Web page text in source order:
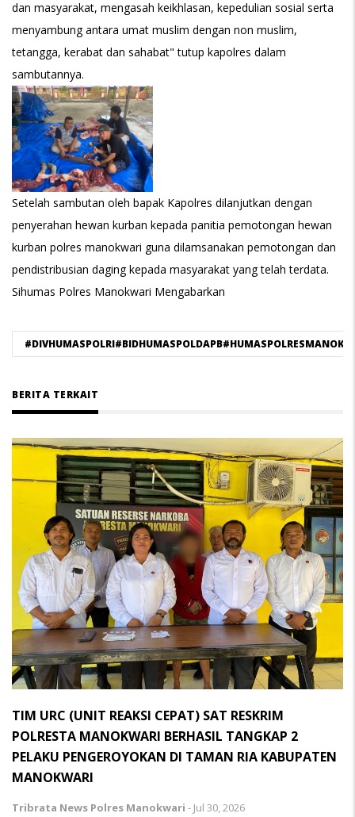
dan masyarakat, mengasah keikhlasan, kepedulian sosial serta
menyambung antara umat muslim dengan non muslim,
tetangga, kerabat dan sahabat" tutup kapolres dalam
sambutannya.
Setelah sambutan oleh bapak Kapolres dilanjutkan dengan
penyerahan hewan kurban kepada panitia pemotongan hewan
kurban polres manokwari guna dilamsanakan pemotongan dan
pendistribusian daging kepada masyarakat yang telah terdata.
Sihumas Polres Manokwari Mengabarkan
BERITA TERKAIT
TIM URC (UNIT REAKSI CEPAT) SAT RESKRIM
POLRESTA MANOKWARI BERHASIL TANGKAP 2
PELAKU PENGEROYOKAN DI TAMAN RIA KABUPATEN
MANOKWARI
Tribrata News Polres Manokwari - Jul 30, 2026